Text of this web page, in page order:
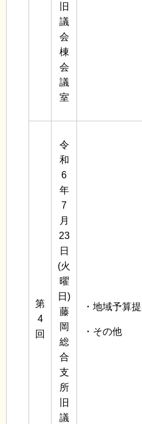
旧
議
会
棟
会
議
室
第
4
回
令
和
6
年
7
月
23
日
(火
曜
日)
藤
岡
総
合
支
所
旧
議
・地域予算
・その他